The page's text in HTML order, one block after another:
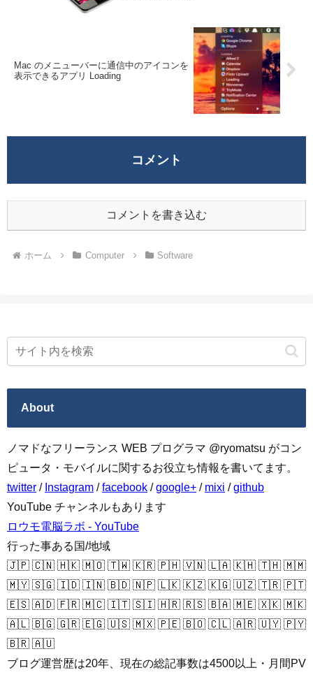
Mac のメニューバーに通信中のアイコンを
表示できるアプリ Loading
コメント
コメントを書き込む
ホーム Computer Software
About
ノマドなフリーランス WEB プログラマ @ryomatsu がコン
ピュータ・モバイルに関するお役立ち情報を書いてます。
twitter / Instagram /facebook /google+ / mixi /github
YouTube チャンネルもあります
ロウモ電脳ラボ - YouTube
行った事ある国/地域
🇯🇵 🇨🇳 🇭🇰 🇲🇴 🇹🇼 🇰🇷 🇵🇭 🇻🇳 🇱🇦 🇰🇭 🇹🇭 🇲🇲
🇲🇾 🇸🇬 🇮🇩 🇮🇳 🇧🇩 🇳🇵 🇱🇰 🇰🇿 🇰🇬 🇺🇿 🇹🇷 🇵🇹
🇪🇸 🇦🇩 🇫🇷 🇲🇨 🇮🇹 🇸🇮 🇭🇷 🇷🇸 🇧🇦 🇲🇪 🇽🇰 🇲🇰
🇦🇱 🇧🇬 🇬🇷 🇪🇬 🇺🇸 🇲🇽 🇵🇪 🇧🇴 🇨🇱 🇦🇷 🇺🇾 🇵🇾
🇧🇷 🇦🇺
ブログ運営歴は20年、現在の総記事数は4500以上・月間PV